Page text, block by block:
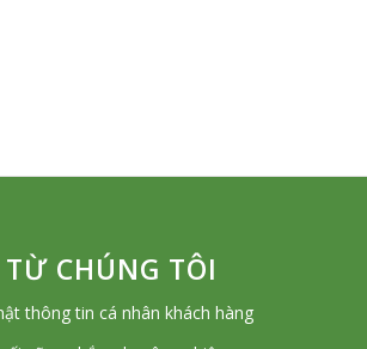
CHÚNG TÔI
thông tin cá nhân khách hàng